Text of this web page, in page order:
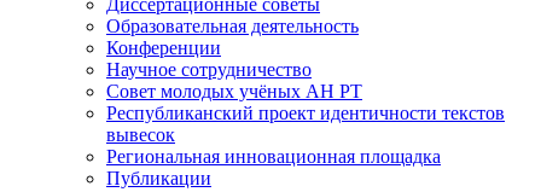
Образовательная деятельность
Конференции
Научное сотрудничество
Совет молодых учёных АН РТ
Республиканский проект идентичности текстов
вывесок
Региональная инновационная площадка
Публикации